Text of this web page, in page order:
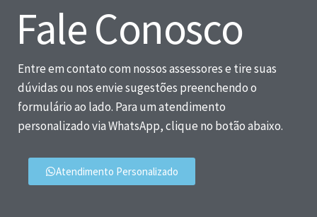
Fale Conosco
Entre em contato com nossos assessores e tire suas
dúvidas ou nos envie sugestões preenchendo o
formulário ao lado. Para um atendimento
personalizado via WhatsApp, clique no botão abaixo.
Atendimento Personalizado